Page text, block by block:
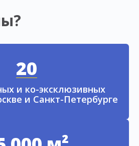
20
и ко-эксклюзивных
и Санкт-Петербурге